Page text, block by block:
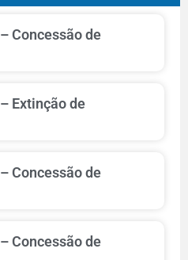
Concessão de
Extinção de
Concessão de
Concessão de